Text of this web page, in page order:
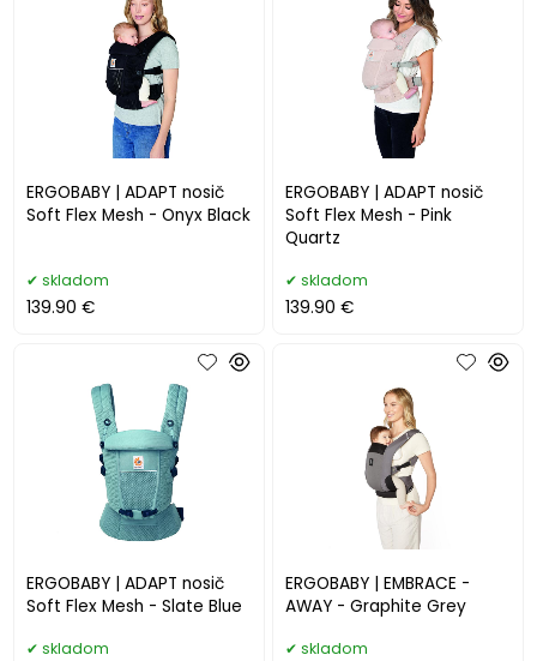
ERGOBABY | ADAPT nosič
Soft Flex Mesh - Onyx Black
skladom
139.90 €
ERGOBABY | ADAPT nosič
Soft Flex Mesh - Pink
Quartz
skladom
139.90 €
ERGOBABY | ADAPT nosič
Soft Flex Mesh - Slate Blue
skladom
ERGOBABY | EMBRACE -
AWAY - Graphite Grey
skladom